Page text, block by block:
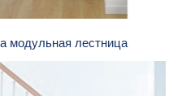
модульная лестница